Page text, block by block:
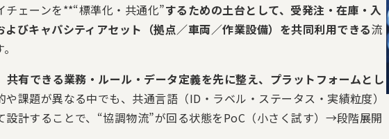
ェーンを**“標準化・共通化”するための土台として、受発注・在庫・入
びキャパシティアセット（拠点／車両／作業設備）を共同利用できる流
共有できる業務・ルール・データ定義を先に整え、プラットフォームとし
や課題が異なる中でも、共通言語（ID・ラベル・ステータス・実績粒度）
計することで、“協調物流”が回る状態をPoC（小さく試す）→段階展開